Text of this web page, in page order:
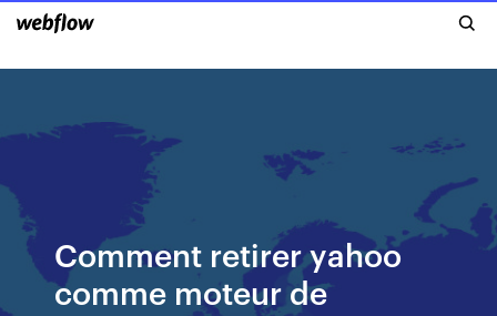
Comment retirer yahoo
comme moteur de